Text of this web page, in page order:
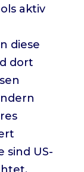
aktiv
diese
dort
sind US-